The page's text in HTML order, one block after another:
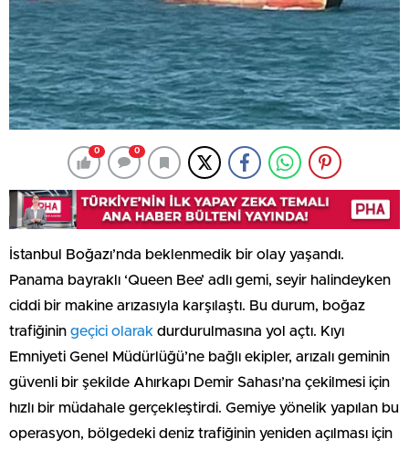
0 0
İstanbul Boğazı’nda beklenmedik bir olay yaşandı.
Panama bayraklı ‘Queen Bee’ adlı gemi, seyir halindeyken
ciddi bir makine arızasıyla karşılaştı. Bu durum, boğaz
trafiğinin geçici olarak durdurulmasına yol açtı. Kıyı
Emniyeti Genel Müdürlüğü’ne bağlı ekipler, arızalı geminin
güvenli bir şekilde Ahırkapı Demir Sahası’na çekilmesi için
hızlı bir müdahale gerçekleştirdi. Gemiye yönelik yapılan bu
operasyon, bölgedeki deniz trafiğinin yeniden açılması için